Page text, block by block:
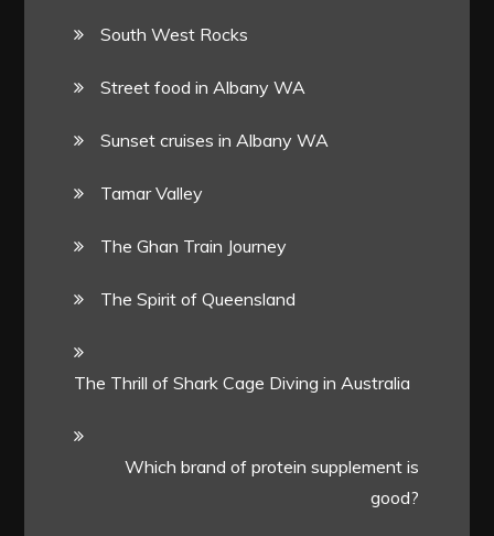
South West Rocks
Street food in Albany WA
Sunset cruises in Albany WA
Tamar Valley
The Ghan Train Journey
The Spirit of Queensland
The Thrill of Shark Cage Diving in Australia
Which brand of protein supplement is
good?